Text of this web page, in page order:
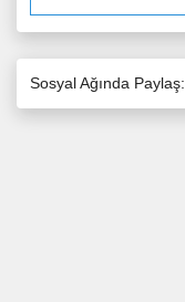
Sosyal Ağında Paylaş: